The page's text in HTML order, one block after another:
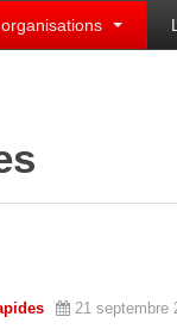
21 septembre